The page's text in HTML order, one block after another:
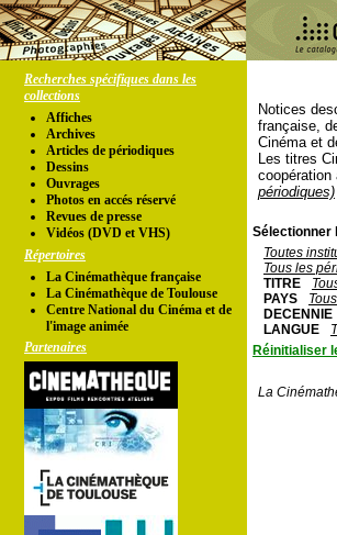
Recherches spécifiques dans les
collections
Affiches
Archives
Articles de périodiques
Dessins
Ouvrages
Photos en accés réservé
Revues de presse
Vidéos (DVD et VHS)
Répertoires
La Cinémathèque française
La Cinémathèque de Toulouse
Centre National du Cinéma et de
l'image animée
Partenaires
Notices
française,
Cinéma et
Les titres
coopération
périodiques)
Sélectionner
Toutes
Tous les
TITRE
PAYS
Tous
DECENNIE
LANGUE
Réinitialiser
La